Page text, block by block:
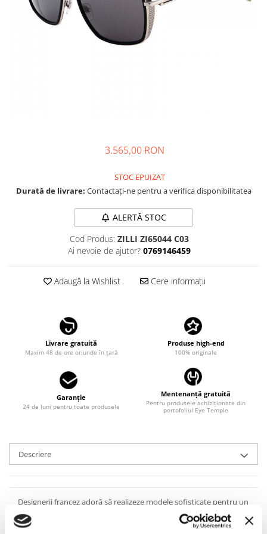
Materiale prețioase
Last Chance %
Materiale prețioase
Last chance %
LINDA FARROW
MAYBACH
MONT BLANC
MYKITA
OLIVER PEOPLES
ORGREEN
PERSOL
PETER AND MAY
3.565,00 RON
STOC EPUIZAT
Durată de livrare: Contactați-ne pentru a verifica disponibilitatea
ALERTĂ STOC
Cod Produs: ZILLI ZI65044 C03
Ai nevoie de ajutor? 0769146459
Adaugă la Wishlist Cere informații
Livrare gratuită
Maxim 48 de ore oriunde în țară
Produse high-end
100% originale
Garanție
24 de luni pentru toate produsele
Mentenanță gratuită
Pentru produsele achiziționate din
portofoliul Eye Temple
Descriere
Designerii francez adoră să realizeze modele sofisticate pentru un
look misterios, care să fascineze: ochelarii de soare ZILLI ZI65044
C03 Platinum sunt handmade din titan ultra-fin, finisat cu platină,